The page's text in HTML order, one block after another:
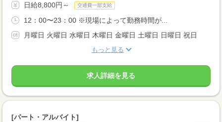
日給8,800円～ 交通費一部支給
12：00〜23：00 ※現場によって勤務時間が...
月曜日 火曜日 水曜日 木曜日 金曜日 土曜日 日曜日 祝日
もっと見る
求人詳細を見る
[パート・アルバイト]